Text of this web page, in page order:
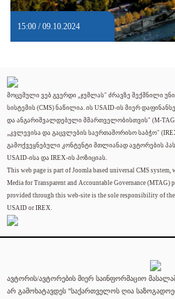
15:00 / 09.10.2024
მოცემული ვებ გვერდი „ჯუმლას" ძრავზე შექმნილი
სისტემის (CMS) ნაწილია. ის USAID-ის მიერ
და ანგარიშვალდებული მმართველობისთვის" (M-
„კვლევისა და გაცვლების საერთაშორისო საბჭო"
გამოქვეყნებული კონტენტი მთლიანად ავტორების
USAID-ისა და IREX-ის პოზიციას.
This web page is part of Joomla based universal CMS
Media for Transparent and Accountable Governance (MTAG)
provided through this web-site is the sole responsibility of
USAID or IREX.
ავტორის/ავტორების მიერ საინფორმაციო
არ გამოხატავდეს "საქართველოს ღია